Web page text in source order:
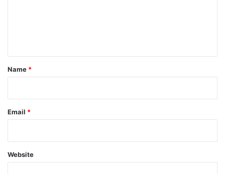
*
Name *
Email *
Website